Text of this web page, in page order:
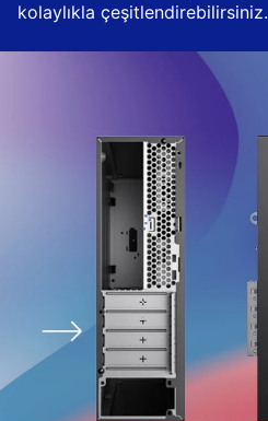
kolaylıkla çeşitlendirebilirsiniz.